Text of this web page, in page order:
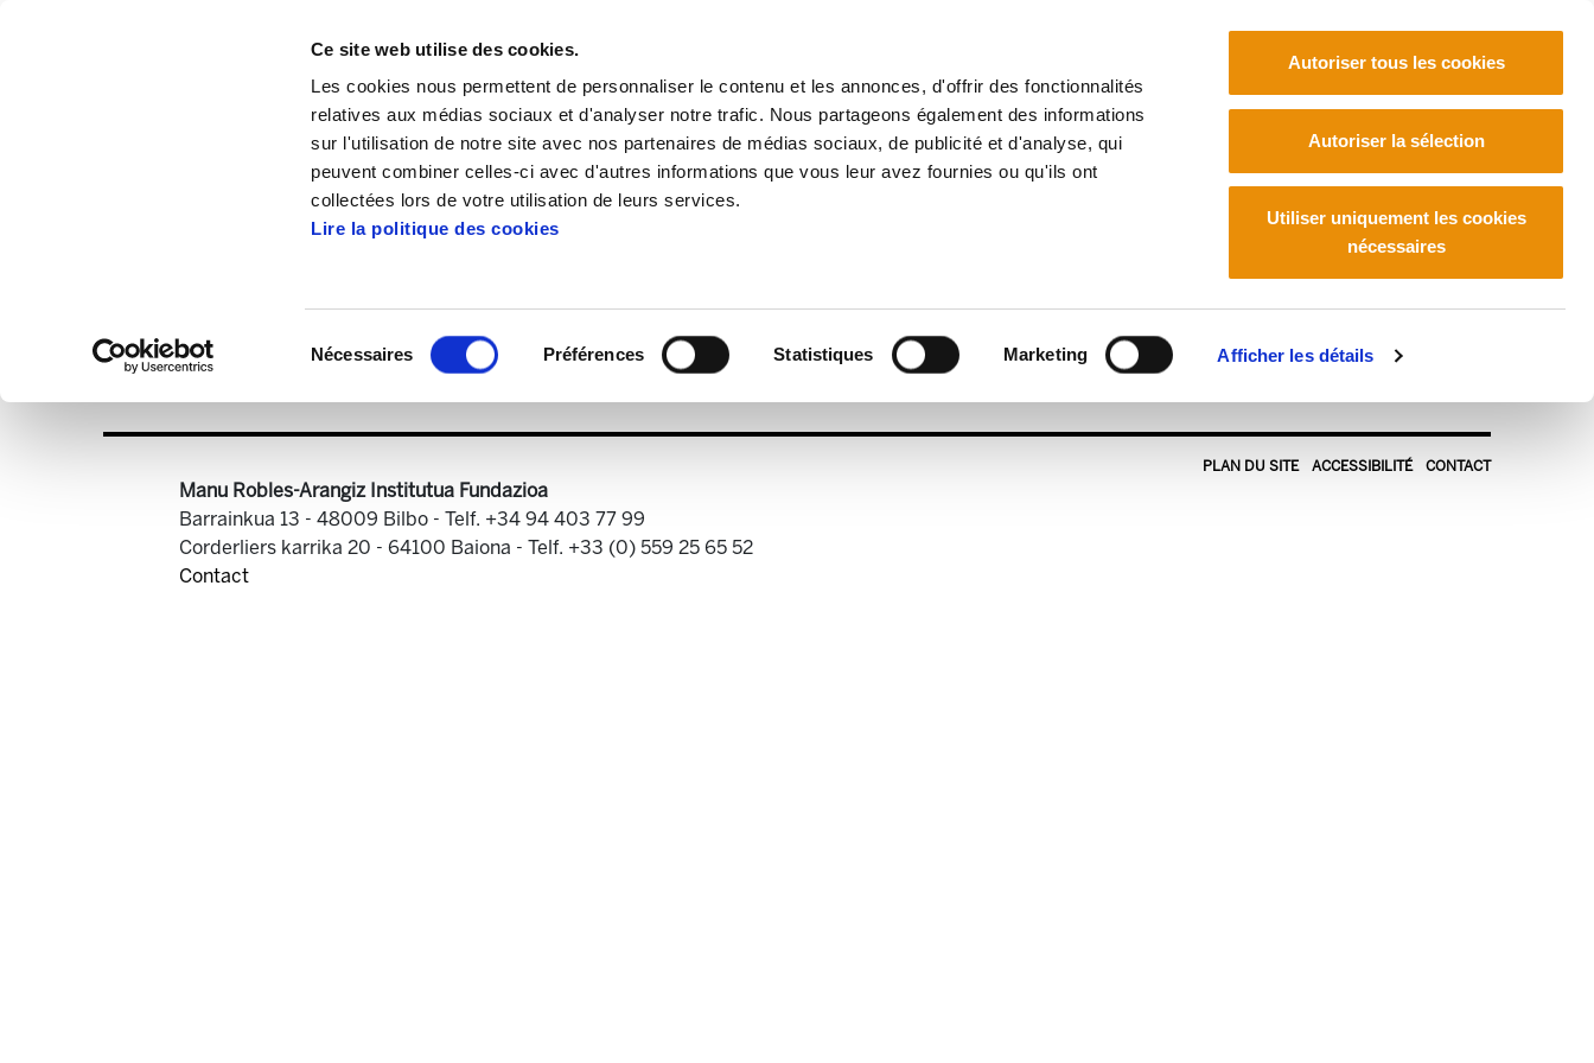
Ce site web utilise des cookies.
Les cookies nous permettent de personnaliser le contenu et les annonces, d'offrir des fonctionnalités
relatives aux médias sociaux et d'analyser notre trafic. Nous partageons également des informations
sur l'utilisation de notre site avec nos partenaires de médias sociaux, de publicité et d'analyse, qui
peuvent combiner celles-ci avec d'autres informations que vous leur avez fournies ou qu'ils ont
collectées lors de votre utilisation de leurs services.
Lire la politique des cookies
Nécessaires Préférences Statistiques Marketing Afficher les détails
Autoriser tous les cookies
Autoriser la sélection
Utiliser uniquement les cookies
nécessaires
Publications Astekaria Zenbaki Berezia Osakidetza
Astekaria berezia.PDF
PLAN DU SITE ACCESSIBILITÉ CONTACT
Manu Robles-Arangiz Institutua Fundazioa
Barrainkua 13 - 48009 Bilbo - Telf. +34 94 403 77 99
Corderliers karrika 20 - 64100 Baiona - Telf. +33 (0) 559 25 65 52
Contact